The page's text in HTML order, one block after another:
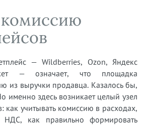
дел
— Wildberries, Ozon, Яндекс
— означает, что площадка
из выручки продавца. Казалось бы,
именно здесь возникает целый узел
как учитывать комиссию в расходах,
НДС, как правильно формировать